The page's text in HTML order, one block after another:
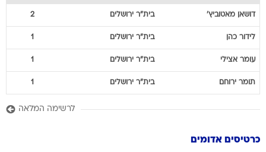
דושאן מאטוביץ' בית"ר ירושלים 2
לידור כהן בית"ר ירושלים 1
עומר אצילי בית"ר ירושלים 1
תומר ירוחם בית"ר ירושלים 1
לרשימה המלאה
כרטיסים אדומים